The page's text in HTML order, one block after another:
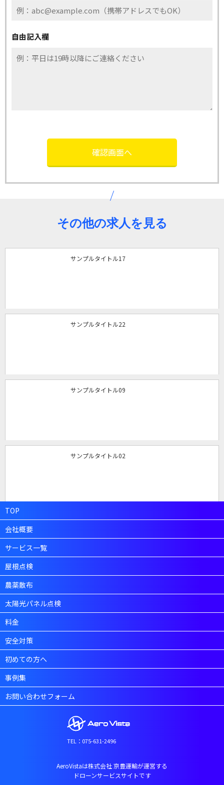
自由記入欄
その他の求人を見る
サンプルタイトル17
サンプルタイトル22
サンプルタイトル09
サンプルタイトル02
TOP
会社概要
サービス一覧
屋根点検
農薬散布
太陽光パネル点検
料金
安全対策
初めての方へ
事例集
お問い合わせフォーム
TEL：075-631-2496
AeroVistaは株式会社 京豊運輸が運営する
ドローンサービスサイトです